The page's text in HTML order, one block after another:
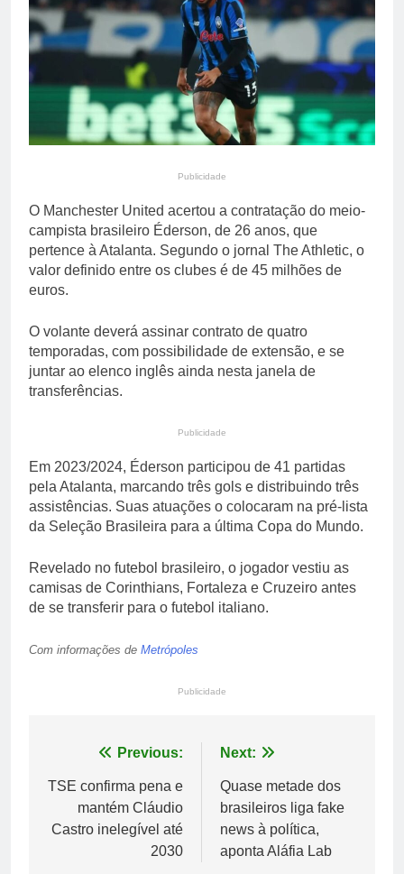
primária em relatório do
Departamento de Estado
4 Dias Ago
Streaming em julho: os
10 filmes mais
comentados do mês
4 Dias Ago
Publicidade
O Manchester United acertou a contratação do meio-
campista brasileiro Éderson, de 26 anos, que
pertence à Atalanta. Segundo o jornal The Athletic, o
valor definido entre os clubes é de 45 milhões de
euros.
O volante deverá assinar contrato de quatro
temporadas, com possibilidade de extensão, e se
juntar ao elenco inglês ainda nesta janela de
transferências.
Publicidade
Em 2023/2024, Éderson participou de 41 partidas
pela Atalanta, marcando três gols e distribuindo três
assistências. Suas atuações o colocaram na pré-lista
da Seleção Brasileira para a última Copa do Mundo.
Revelado no futebol brasileiro, o jogador vestiu as
camisas de Corinthians, Fortaleza e Cruzeiro antes
de se transferir para o futebol italiano.
Com informações de Metrópoles
Publicidade
Navegação
de
Post
Previous:
TSE confirma pena e
mantém Cláudio
Castro inelegível até
2030
Next:
Quase metade dos
brasileiros liga fake
news à política,
aponta Aláfia Lab